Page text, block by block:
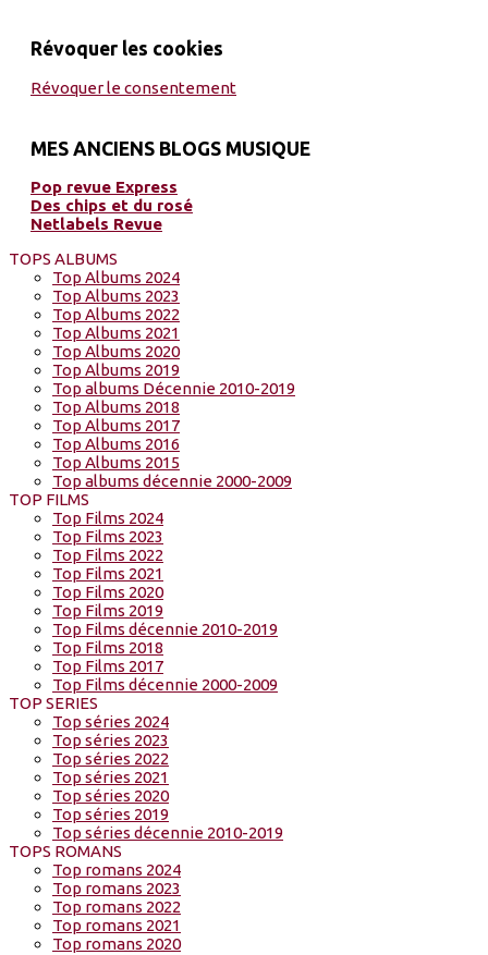
Révoquer les cookies
Révoquer le consentement
MES ANCIENS BLOGS MUSIQUE
Pop revue Express
Des chips et du rosé
Netlabels Revue
TOPS ALBUMS
Top Albums 2024
Top Albums 2023
Top Albums 2022
Top Albums 2021
Top Albums 2020
Top Albums 2019
Top albums Décennie 2010-2019
Top Albums 2018
Top Albums 2017
Top Albums 2016
Top Albums 2015
Top albums décennie 2000-2009
TOP FILMS
Top Films 2024
Top Films 2023
Top Films 2022
Top Films 2021
Top Films 2020
Top Films 2019
Top Films décennie 2010-2019
Top Films 2018
Top Films 2017
Top Films décennie 2000-2009
TOP SERIES
Top séries 2024
Top séries 2023
Top séries 2022
Top séries 2021
Top séries 2020
Top séries 2019
Top séries décennie 2010-2019
TOPS ROMANS
Top romans 2024
Top romans 2023
Top romans 2022
Top romans 2021
Top romans 2020